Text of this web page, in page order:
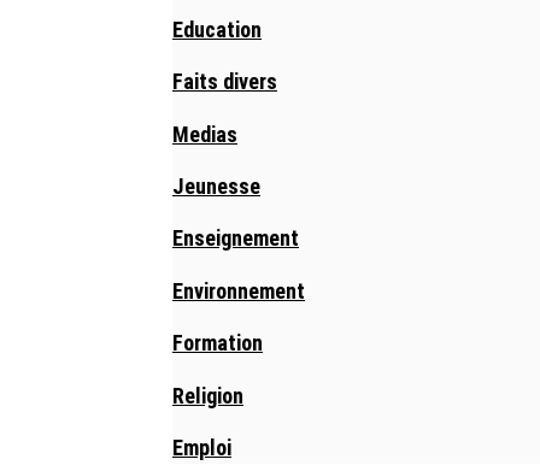
Education
Faits divers
Medias
Jeunesse
Enseignement
Environnement
Formation
Religion
Emploi